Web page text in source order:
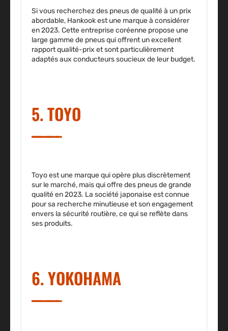
Si vous recherchez des pneus de qualité à un prix
abordable, Hankook est une marque à considérer
en 2023. Cette entreprise coréenne propose une
large gamme de pneus qui offrent un excellent
rapport qualité-prix et sont particulièrement
adaptés aux conducteurs soucieux de leur budget.
5. TOYO
Toyo est une marque qui opère plus discrètement
sur le marché, mais qui offre des pneus de grande
qualité en 2023. La société japonaise est connue
pour sa recherche minutieuse et son engagement
envers la sécurité routière, ce qui se reflète dans
ses produits.
6. YOKOHAMA